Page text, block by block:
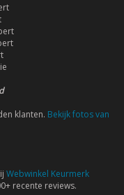
klanten. Bekijk fotos van
Webwinkel Keurmerk
recente reviews.